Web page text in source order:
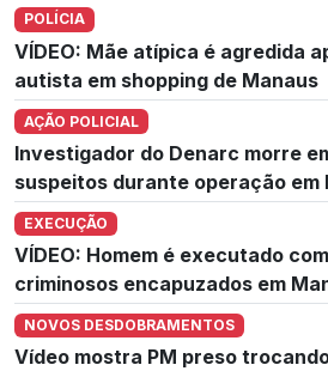
POLÍCIA
VÍDEO: Mãe atípica é agredida
autista em shopping de Manaus
AÇÃO POLICIAL
Investigador do Denarc morre
suspeitos durante operação em
EXECUÇÃO
VÍDEO: Homem é executado
criminosos encapuzados em
NOVOS DESDOBRAMENTOS
Vídeo mostra PM preso